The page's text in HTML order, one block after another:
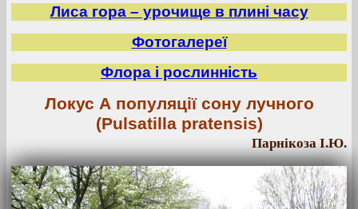
Лиса гора – урочище в плині часу
Фотогалереї
Флора і рослинність
Локус А популяції сону лучного
(Pulsatilla pratensis)
Парнікоза І.Ю.